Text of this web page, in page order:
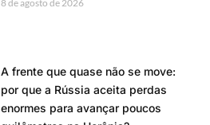
8 de agosto de 2026
A frente que quase não se move:
por que a Rússia aceita perdas
enormes para avançar poucos